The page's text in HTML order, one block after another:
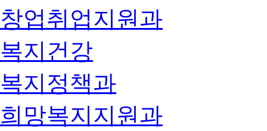
창업취업지원과
복지건강
복지정책과
희망복지지원과